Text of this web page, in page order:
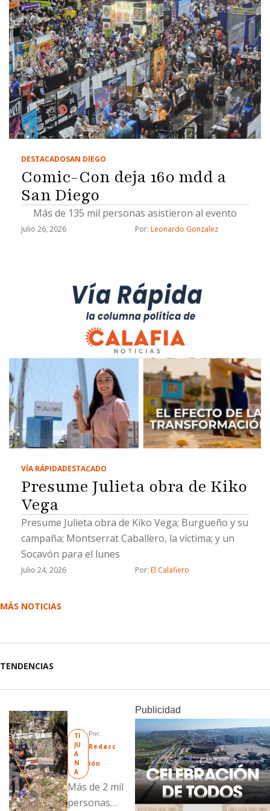
DESTACADOSAN DIEGO
Comic-Con deja 160 mdd a
San Diego
Más de 135 mil personas asistieron al evento
Julio 26, 2026 Por: Leonardo Gonzalez
VÍA RÁPIDADESTACADO
Presume Julieta obra de Kiko
Vega
Presume Julieta obra de Kiko Vega; Burgueño y su
campaña; Montserrat Caballero, la víctima; y un
Socavón para el lunes
Julio 24, 2026 Por: El Calafiero
MÁS NOTICIAS
TENDENCIAS
TI
JU
A
N
A
Por:
Redacc
ión
Más de 2 mil
personas
Publicidad